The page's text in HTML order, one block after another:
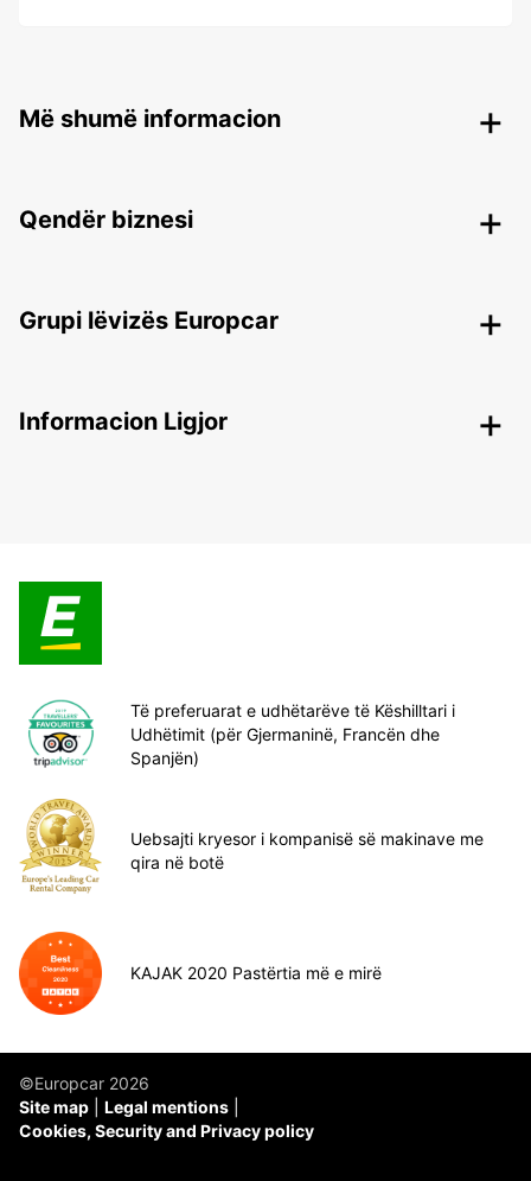
Më shumë informacion
Qendër biznesi
Grupi lëvizës Europcar
Informacion Ligjor
Të preferuarat e udhëtarëve të Këshilltari i
Udhëtimit (për Gjermaninë, Francën dhe
Spanjën)
Uebsajti kryesor i kompanisë së makinave me
qira në botë
KAJAK 2020 Pastërtia më e mirë
©Europcar 2026
Site map
Legal mentions
Cookies, Security and Privacy policy